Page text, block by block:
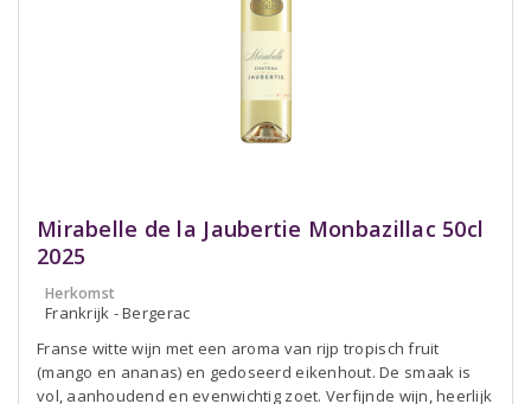
Mirabelle de la Jaubertie Monbazillac 50cl
2025
Herkomst
Frankrijk - Bergerac
Franse witte wijn met een aroma van rijp tropisch fruit
(mango en ananas) en gedoseerd eikenhout. De smaak is
vol, aanhoudend en evenwichtig zoet. Verfijnde wijn, heerlijk